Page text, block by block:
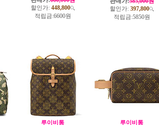
할인가: 448,800
적립금:6600원
할인가: 397,800
적립금:5850원
루이비통
루이비통